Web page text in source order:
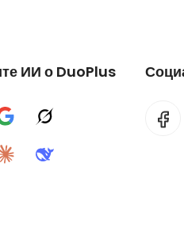
ИИ о DuoPlus
Google AIGrok
ClaudeDeepSeek